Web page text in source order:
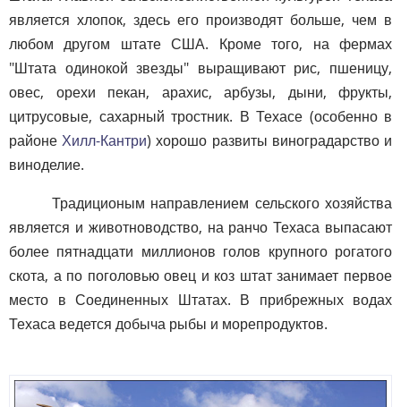
является хлопок, здесь его производят больше, чем в
любом другом штате США. Кроме того, на фермах
"Штата одинокой звезды" выращивают рис, пшеницу,
овес, орехи пекан, арахис, арбузы, дыни, фрукты,
цитрусовые, сахарный тростник. В Техасе (особенно в
районеХилл-Кантри) хорошо развиты виноградарство и
виноделие.
Традиционым направлением сельского хозяйства
является и животноводство, на ранчо Техаса выпасают
более пятнадцати миллионов голов крупного рогатого
скота, а по поголовью овец и коз штат занимает первое
место в Соединенных Штатах. В прибрежных водах
Техаса ведется добыча рыбы и морепродуктов.